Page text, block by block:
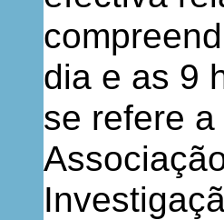
dia e as 9
se refere